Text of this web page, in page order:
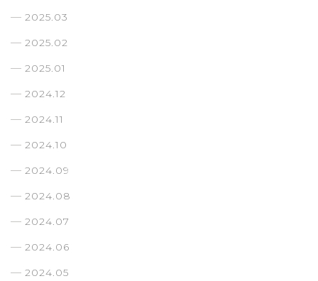
2025.03
2025.02
2025.01
2024.12
2024.11
2024.10
2024.09
2024.08
2024.07
2024.06
2024.05